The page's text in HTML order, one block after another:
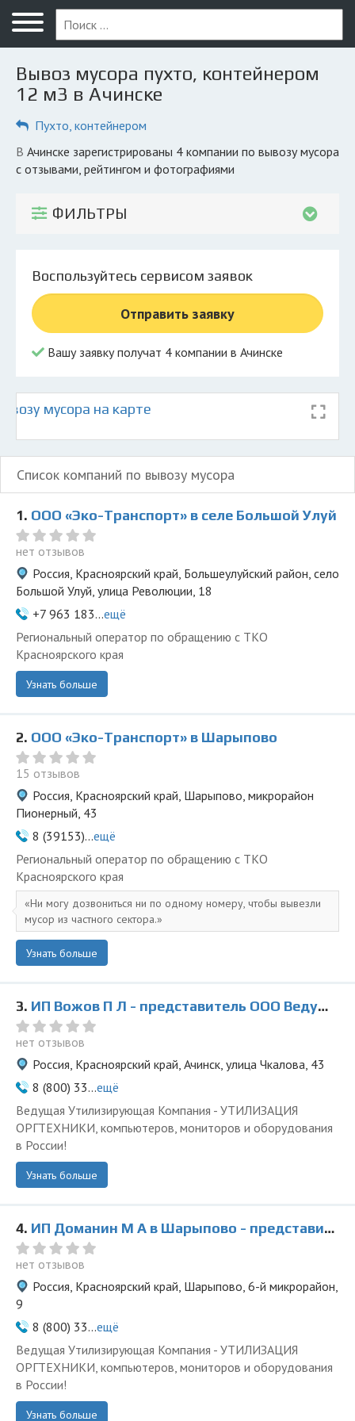
Меню
Главная
Вопрос юристу
Компании
Экоблог
© 2026 Все права защищены
Вывоз мусора пухто, контейнером
12 м3 в Ачинске
Пухто, контейнером
в Ачинске зарегистрированы 4 компании по вывозу мусора
с отзывами, рейтингом и фотографиями
ФИЛЬТРЫ
Воспользуйтесь сервисом заявок
Отправить заявку
Вашу заявку получат 4 компании в Ачинске
мусора на карте
Список компаний по вывозу мусора
1. ООО «Эко-Транспорт» в селе Большой Улуй
нет отзывов
Россия, Красноярский край, Большеулуйский район, село
Большой Улуй, улица Революции, 18
+7 963 183...ещё
Региональный оператор по обращению с ТКО
Красноярского края
Узнать больше
2. ООО «Эко-Транспорт» в Шарыпово
15 отзывов
Россия, Красноярский край, Шарыпово, микрорайон
Пионерный, 43
8 (39153)...ещё
Региональный оператор по обращению с ТКО
Красноярского края
Ни могу дозвониться ни по одному номеру, чтобы вывезли
мусор из частного сектора.
Узнать больше
3. ИП Вожов П Л - представитель ООО Ведущая Утилизирующая Компания
нет отзывов
Россия, Красноярский край, Ачинск, улица Чкалова, 43
8 (800) 33...ещё
Ведущая Утилизирующая Компания - УТИЛИЗАЦИЯ
ОРГТЕХНИКИ, компьютеров, мониторов и оборудования
в России!
Узнать больше
4. ИП Доманин М А в Шарыпово - представитель ООО Ведущая Утилизирующая Компания
нет отзывов
Россия, Красноярский край, Шарыпово, 6-й микрорайон,
9
8 (800) 33...ещё
Ведущая Утилизирующая Компания - УТИЛИЗАЦИЯ
ОРГТЕХНИКИ, компьютеров, мониторов и оборудования
в России!
Узнать больше